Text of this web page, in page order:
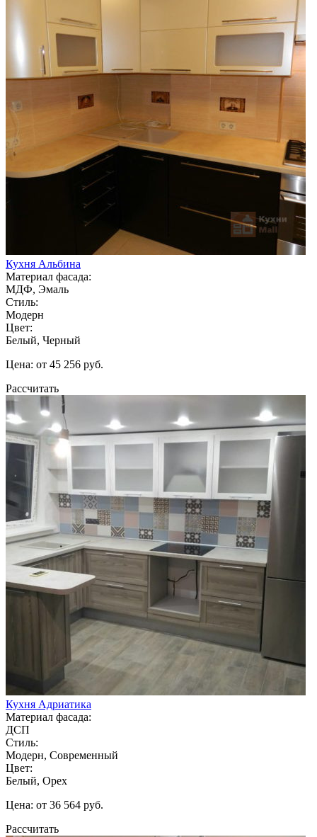
Кухня Альбина
Материал фасада:
МДФ, Эмаль
Стиль:
Модерн
Цвет:
Белый, Черный
Цена: от 45 256 руб.
Рассчитать
Кухня Адриатика
Материал фасада:
ДСП
Стиль:
Модерн, Современный
Цвет:
Белый, Орех
Цена: от 36 564 руб.
Рассчитать